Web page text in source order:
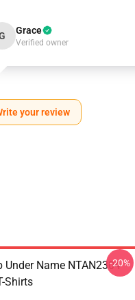
Grace
Verified owner
your review
Under Name NTAN2304
Shirts
-20%